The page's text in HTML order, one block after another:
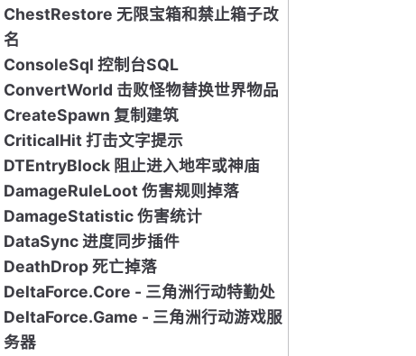
ChestRestore 无限宝箱和禁止箱子改
名
ConsoleSql 控制台SQL
ConvertWorld 击败怪物替换世界物品
CreateSpawn 复制建筑
CriticalHit 打击文字提示
DTEntryBlock 阻止进入地牢或神庙
DamageRuleLoot 伤害规则掉落
DamageStatistic 伤害统计
DataSync 进度同步插件
DeathDrop 死亡掉落
DeltaForce.Core - 三角洲行动特勤处
DeltaForce.Game - 三角洲行动游戏服
务器